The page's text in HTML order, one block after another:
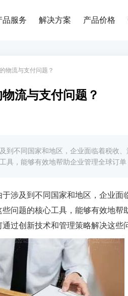
品服务 解决方案 产品价格
物流与支付问题？
流与支付问题？
到不同国家和地区，企业面临着税收
，能够有效地帮助企业管理全球订单
涉及到不同国家和地区，企业面
些问题的核心工具，能够有效地帮
过创新技术和管理策略解决这些